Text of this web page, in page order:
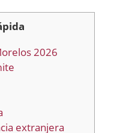
2026
extranjera